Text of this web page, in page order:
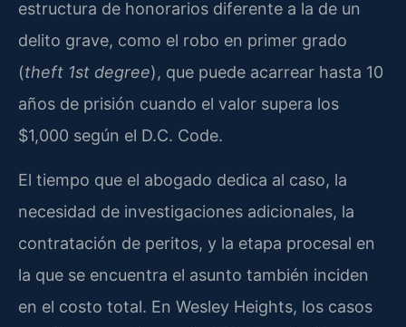
estructura de honorarios diferente a la de un
delito grave, como el robo en primer grado
(theft 1st degree), que puede acarrear hasta 10
años de prisión cuando el valor supera los
$1,000 según el D.C. Code.
El tiempo que el abogado dedica al caso, la
necesidad de investigaciones adicionales, la
contratación de peritos, y la etapa procesal en
la que se encuentra el asunto también inciden
en el costo total. En Wesley Heights, los casos